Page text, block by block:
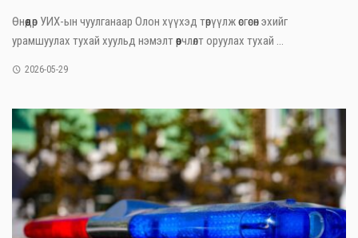
Өнөөдөр УИХ-ын чуулганаар Олон хүүхэд төрүүлж өсгөсөн эхийг
урамшуулах тухай хуульд нэмэлт өөрчлөлт оруулах тухай ...
2026-05-29